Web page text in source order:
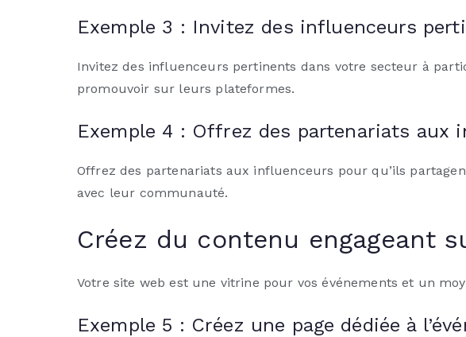
Exemple 3 : Invitez des influenceurs
Invitez des influenceurs pertinents dans votre secteur à
promouvoir sur leurs plateformes.
Exemple 4 : Offrez des partenariats aux
Offrez des partenariats aux influenceurs pour qu’ils
avec leur communauté.
Créez du contenu engageant
Votre site web est une vitrine pour vos événements et un
Exemple 5 : Créez une page dédiée à